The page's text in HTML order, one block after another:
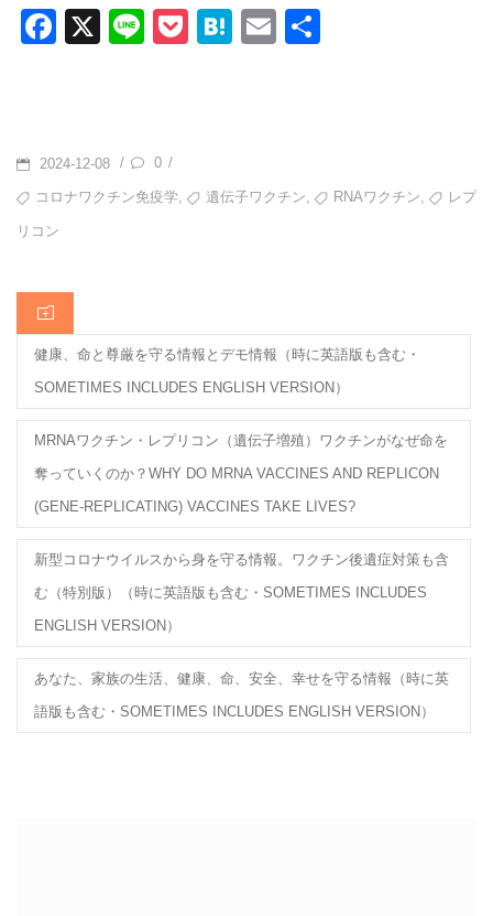
F
b
o
o
X
Li
P
H
E
POSTED
ON
2024-12-08 / 0 /
TAGSコロナワクチン免疫学 遺伝子ワクチン RNAワクチン レプ
リコン
健康、命と尊厳を守る情報とデモ情報（時に英語版も含む・
SOMETIMES INCLUDES ENGLISH VERSION）
MRNAワクチン・レプリコン（遺伝子増殖）ワクチンがなぜ命を
奪っていくのか？WHY DO MRNA VACCINES AND REPLICON
(GENE-REPLICATING) VACCINES TAKE LIVES?
新型コロナウイルスから身を守る情報。ワクチン後遺症対策も含
む（特別版）（時に英語版も含む・SOMETIMES INCLUDES
ENGLISH VERSION）
あなた、家族の生活、健康、命、安全、幸せを守る情報（時に英
語版も含む・SOMETIMES INCLUDES ENGLISH VERSION）